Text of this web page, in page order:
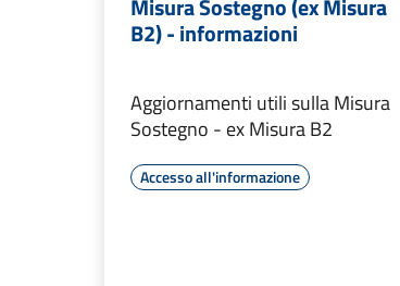
Misura Sostegno (ex Misura
B2) - informazioni
Aggiornamenti utili sulla Misura
Sostegno - ex Misura B2
Accesso all'informazione